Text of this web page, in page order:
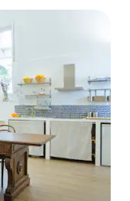
arasında